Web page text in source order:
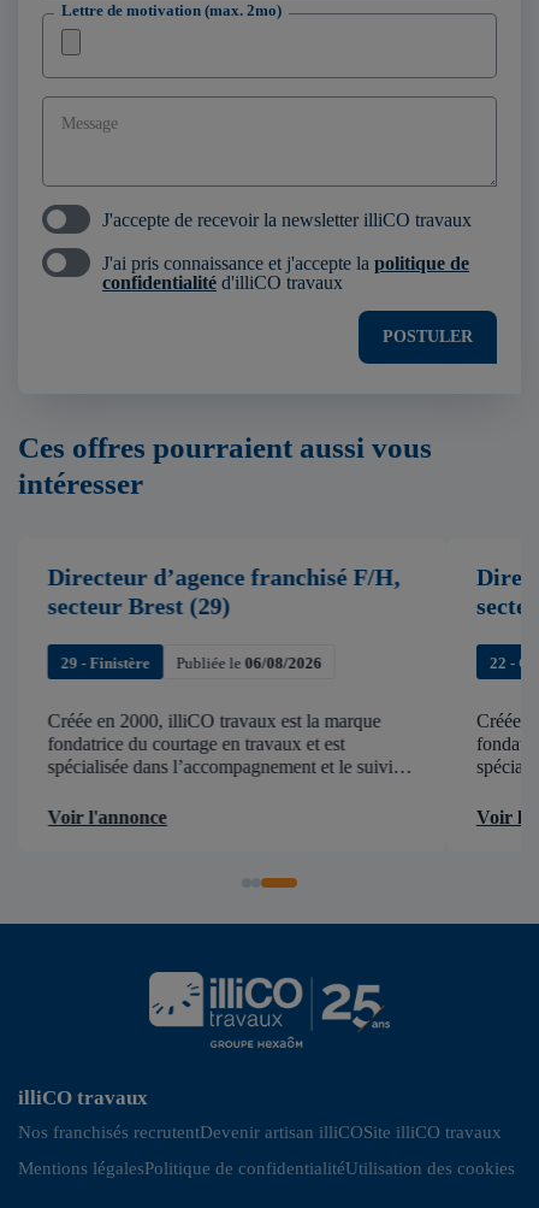
Lettre de motivation (max. 2mo)
Message
J'accepte de recevoir la newsletter illiCO travaux
J'ai pris connaissance et j'accepte la politique de
confidentialité d'illiCO travaux
POSTULER
Ces offres pourraient aussi vous
intéresser
Directeur d’agence franchisé F/H,
secteur Brest (29)
29 - Finistère Publiée le06/08/2026
Créée en 2000, illiCO travaux est la marque
fondatrice du courtage en travaux et est
spécialisée dans l’accompagnement et le suivi
d’accélérer et de faciliter tous les projets […]
Voir l'annonce
22 -
Créée
Voir
illiCO travaux
Nos franchisés recrutentDevenir artisan illiCOSite illiCO travaux
Mentions légalesPolitique de confidentialitéUtilisation des cookies